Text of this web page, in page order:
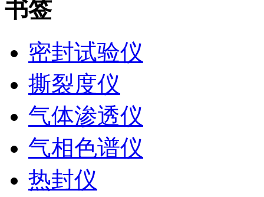
书签
密封试验仪
撕裂度仪
气体渗透仪
气相色谱仪
热封仪